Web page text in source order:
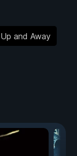
and Away